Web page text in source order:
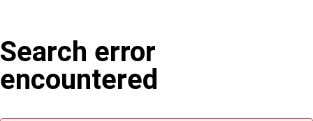
Search error
encountered